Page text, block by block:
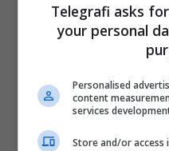
Telegrafi asks
your personal
Personalised
content
services
Store and/or